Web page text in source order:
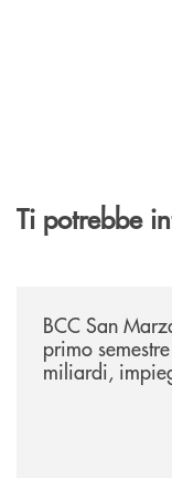
Ti potrebbe
BCC San
primo
miliardi,